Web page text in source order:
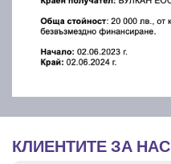
КЛИЕНТИТЕ ЗА НАС